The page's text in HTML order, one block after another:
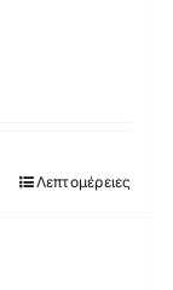
Λεπτομέρειες